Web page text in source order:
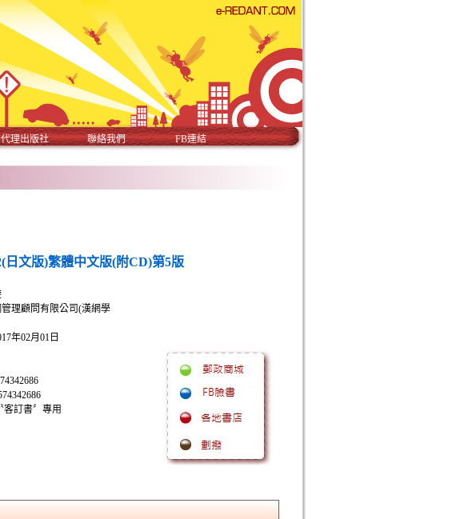
代理出版社 聯絡我們 FB連結
日文版)繁體中文版(附CD)第5版
理顧問有限公司(漢網學
年02月01日
客訂書〞專用